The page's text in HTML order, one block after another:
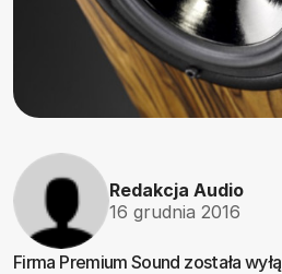
Redakcja Audio
16 grudnia 2016
Firma Premium Sound została